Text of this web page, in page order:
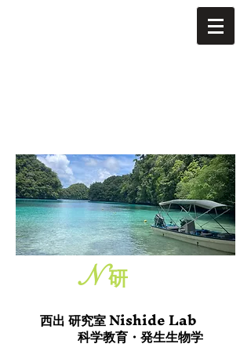
N 研
西出 研究室 Nishide Lab
科学教育・発生生物学